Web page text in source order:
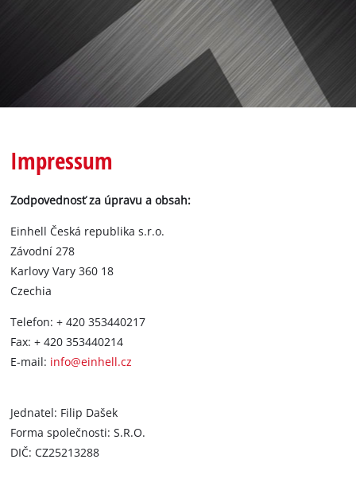
Impressum
Zodpovednosť za úpravu a obsah:
Einhell Česká republika s.r.o.
Závodní 278
Karlovy Vary 360 18
Czechia
Telefon: + 420 353440217
Fax: + 420 353440214
E-mail: info@einhell.cz
Jednatel: Filip Dašek
Forma společnosti: S.R.O.
DIČ: CZ25213288